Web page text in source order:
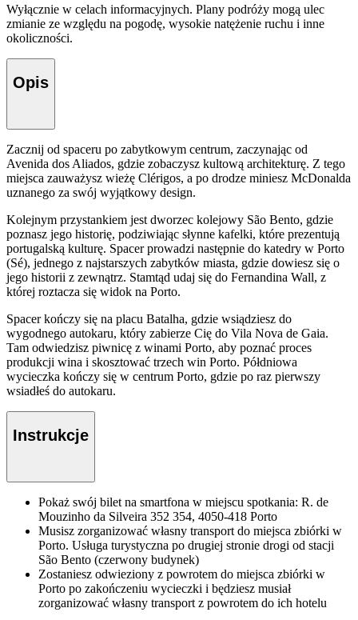
Wyłącznie w celach informacyjnych. Plany podróży mogą ulec
zmianie ze względu na pogodę, wysokie natężenie ruchu i inne
okoliczności.
Opis
Zacznij od spaceru po zabytkowym centrum, zaczynając od
Avenida dos Aliados, gdzie zobaczysz kultową architekturę. Z tego
miejsca zauważysz wieżę Clérigos, a po drodze miniesz McDonalda
uznanego za swój wyjątkowy design.
Kolejnym przystankiem jest dworzec kolejowy São Bento, gdzie
poznasz jego historię, podziwiając słynne kafelki, które prezentują
portugalską kulturę. Spacer prowadzi następnie do katedry w Porto
(Sé), jednego z najstarszych zabytków miasta, gdzie dowiesz się o
jego historii z zewnątrz. Stamtąd udaj się do Fernandina Wall, z
której roztacza się widok na Porto.
Spacer kończy się na placu Batalha, gdzie wsiądziesz do
wygodnego autokaru, który zabierze Cię do Vila Nova de Gaia.
Tam odwiedzisz piwnicę z winami Porto, aby poznać proces
produkcji wina i skosztować trzech win Porto. Półdniowa
wycieczka kończy się w centrum Porto, gdzie po raz pierwszy
wsiadłeś do autokaru.
Instrukcje
Pokaż swój bilet na smartfona w miejscu spotkania: R. de
Mouzinho da Silveira 352 354, 4050-418 Porto
Musisz zorganizować własny transport do miejsca zbiórki w
Porto. Usługa turystyczna po drugiej stronie drogi od stacji
São Bento (czerwony budynek)
Zostaniesz odwieziony z powrotem do miejsca zbiórki w
Porto po zakończeniu wycieczki i będziesz musiał
zorganizować własny transport z powrotem do ich hotelu